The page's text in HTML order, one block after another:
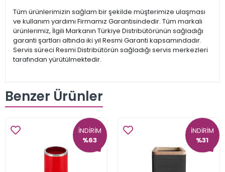
Tüm ürünlerimizin sağlam bir şekilde müşterimize ulaşması
ve kullanım yardımı Firmamız Garantisindedir. Tüm markalı
ürünlerimiz, İlgili Markanın Türkiye Distribütörünün sağladığı
garanti şartları altında iki yıl Resmi Garanti kapsamındadır.
Servis süreci Resmi Distribütörün sağladığı servis merkezleri
tarafından yürütülmektedir.
Benzer Ürünler
İNDİRİM
%63
İNDİRİM
%31